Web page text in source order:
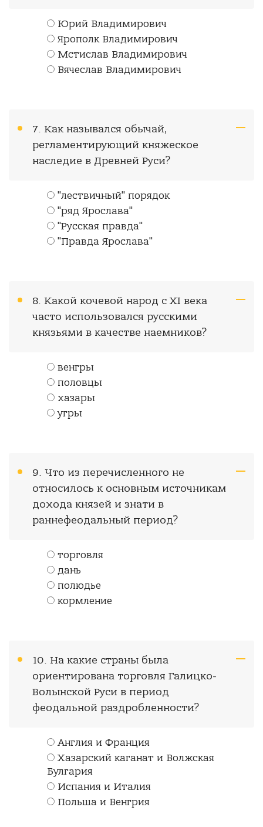
Юрий Владимирович
Ярополк Владимирович
Мстислав Владимирович
Вячеслав Владимирович
7. Как назывался обычай,
регламентирующий княжеское
наследие в Древней Руси?
"лествичный" порядок
"ряд Ярослава"
"Русская правда"
"Правда Ярослава"
8. Какой кочевой народ с XI века
часто использовался русскими
князьями в качестве наемников?
венгры
половцы
хазары
угры
9. Что из перечисленного не
относилось к основным источникам
дохода князей и знати в
раннефеодальный период?
торговля
дань
полюдье
кормление
10. На какие страны была
ориентирована торговля Галицко-
Волынской Руси в период
феодальной раздробленности?
Англия и Франция
Хазарский каганат и Волжская
Булгария
Испания и Италия
Польша и Венгрия